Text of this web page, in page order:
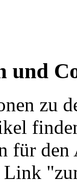
und
zu
für
Link